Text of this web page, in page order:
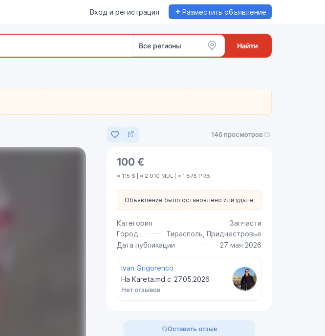
Вход и регистрация + Разместить объявление
Все регионы Найти
Добавить в избранное
146 просмотров
100 €
≈ 115 $ | ≈ 2 010 MDL | ≈ 1 878 PRB
Объявление было остановлено или удалено.
Категория
Запчасти
Город
Тирасполь, Приднестровье
Дата публикации
27 мая 2026
Ivan Grigorenco
На Kareta.md с 27.05.2026
Нет отзывов
Оставить отзыв